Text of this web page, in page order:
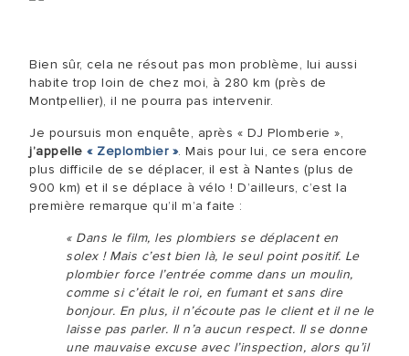
Bien sûr, cela ne résout pas mon problème, lui aussi
habite trop loin de chez moi, à 280 km (près de
Montpellier), il ne pourra pas intervenir.
Je poursuis mon enquête, après « DJ Plomberie »,
j’appelle « Zeplombier ». Mais pour lui, ce sera encore
plus difficile de se déplacer, il est à Nantes (plus de
900 km) et il se déplace à vélo ! D’ailleurs, c’est la
première remarque qu’il m’a faite :
« Dans le film, les plombiers se déplacent en
solex ! Mais c’est bien là, le seul point positif. Le
plombier force l’entrée comme dans un moulin,
comme si c’était le roi, en fumant et sans dire
bonjour. En plus, il n’écoute pas le client et il ne le
laisse pas parler. Il n’a aucun respect. Il se donne
une mauvaise excuse avec l’inspection, alors qu’il